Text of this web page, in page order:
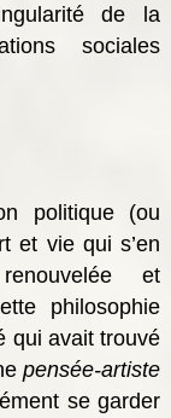
de la
sociales
politique (ou
et vie qui s’en
et
philosophie
qui avait trouvé
pensée-artiste
se garder